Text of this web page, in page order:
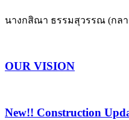
นางกสิณา ธรรมสุวรรณ (กลา
OUR VISION
New!! Construction